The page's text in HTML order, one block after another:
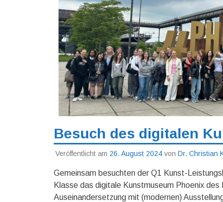
Besuch des digitalen
Veröffentlicht am 26. August 2024von Dr. Christian
Gemeinsam besuchten der Q1 Kunst-
Klasse das digitale Kunstmuseum Phoenix
Auseinandersetzung mit (modernen)